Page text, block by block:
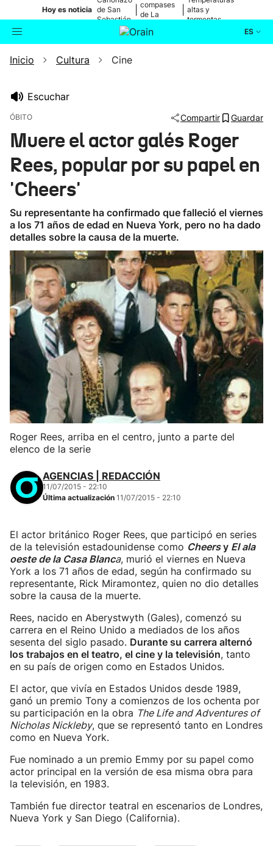
Hoy es noticia de San
Sebastián
compases
de La
altas y
tormentas
ES
Buscador Actualidad
Ikusmiran
Inicio Cultura Cine
Escuchar
ÓBITO Compartir Guardar
Muere el actor galés Roger
Rees, popular por su papel en
'Cheers'
Su representante ha confirmado que falleció el viernes
a los 71 años de edad en Nueva York, pero no ha dado
detalles sobre la causa de la muerte.
Roger Rees, arriba en el centro, junto a parte del
elenco de la serie
AGENCIAS | REDACCIÓN
11/07/2015 - 22:10
Última actualización 11/07/2015 - 22:10
El actor británico Roger Rees, que participó en series
de la televisión estadounidense como Cheersy El ala
oeste de la Casa Blanca, murió el viernes en Nueva
York a los 71 años de edad, según ha confirmado su
representante, Rick Miramontez, quien no dio detalles
sobre la causa de la muerte.
Rees, nacido en Aberystwyth (Gales), comenzó su
carrera en el Reino Unido a mediados de los años
sesenta del siglo pasado. Durante su carrera alternó
los trabajos en el teatro, el cine y la televisión, tanto
en su país de origen como en Estados Unidos.
El actor, que vivía en Estados Unidos desde 1989,
ganó un premio Tony a comienzos de los ochenta por
su participación en la obra The Life and Adventures of
Nicholas Nickleby, que se representó tanto en Londres
como en Nueva York.
Fue nominado a un premio Emmy por su papel como
actor principal en la versión de esa misma obra para
la televisión, en 1983.
También fue director teatral en escenarios de Londres,
Nueva York y San Diego (California).